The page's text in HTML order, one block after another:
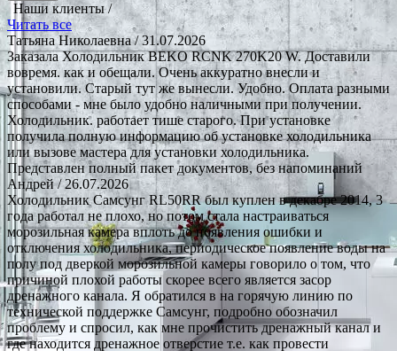
Наши клиенты /
Читать все
Татьяна Николаевна/ 31.07.2026
Заказала Холодильник BEKO RCNK 270K20 W. Доставили
вовремя. как и обещали. Очень аккуратно внесли и
установили. Старый тут же вынесли. Удобно. Оплата разными
способами - мне было удобно наличными при получении.
Холодильник. работает тише старого. При установке
получила полную информацию об установке холодильника
или вызове мастера для установки холодильника.
Представлен полный пакет документов, без напоминаний
Андрей/ 26.07.2026
Холодильник Самсунг RL50RR был куплен в декабре 2014, 3
года работал не плохо, но потом стала настраиваться
морозильная камера вплоть до появления ошибки и
отключения холодильника, периодическое появление воды на
полу под дверкой морозильной камеры говорило о том, что
причиной плохой работы скорее всего является засор
дренажного канала. Я обратился в на горячую линию по
технической поддержке Самсунг, подробно обозначил
проблему и спросил, как мне прочистить дренажный канал и
где находится дренажное отверстие т.е. как провести